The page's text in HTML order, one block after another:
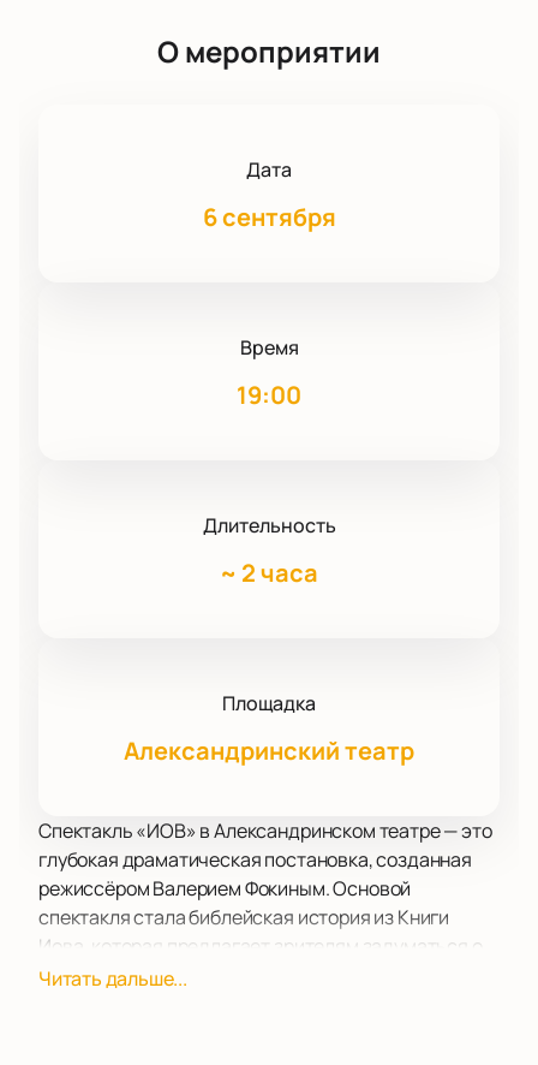
О мероприятии
Дата
6 сентября
Время
19:00
Длительность
~ 2 часа
Площадка
Александринский театр
Спектакль «ИОВ» в Александринском театре — это
глубокая драматическая постановка, созданная
режиссёром Валерием Фокиным. Основой
спектакля стала библейская история из Книги
Иова, которая предлагает зрителям задуматься о
вечных вопросах человеческого бытия и веры. Иов,
Читать дальше...